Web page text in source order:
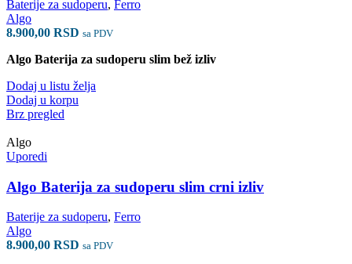
Baterije za sudoperu, Ferro
Algo
8.900,00 RSD sa PDV
Algo Baterija za sudoperu slim bež izliv
Dodaj u listu želja
Dodaj u korpu
Brz pregled
Algo
Uporedi
Algo Baterija za sudoperu slim crni izliv
Baterije za sudoperu, Ferro
Algo
8.900,00 RSD sa PDV